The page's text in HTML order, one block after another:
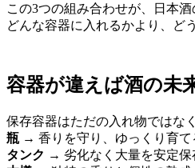
この3つの組み合わせが、日本酒
どんな容器に入れるかより、ど
容器が違えば酒の未
保存容器はただの入れ物ではなく
瓶 → 香りを守り、ゆっくり育て
タンク → 劣化なく大量を安定保